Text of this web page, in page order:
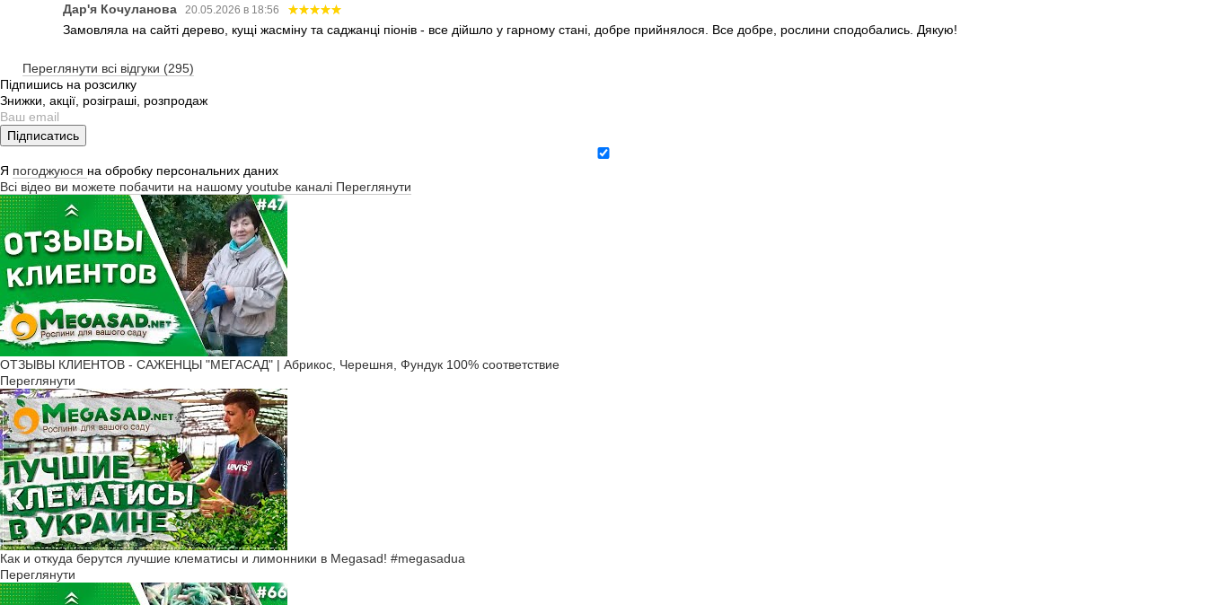
Дар'я Кочуланова 20.05.2026 в 18:56
Замовляла на сайті дерево, кущі жасміну та саджанці піонів - все дійшло у гарному стані, добре прийнялося. Все добре, рослини сподобались. Дякую!
Переглянути всі відгуки (295)
Підпишись на розсилку
Знижки, акції, розіграші, розпродаж
Підписатись
Я погоджуюся на обробку персональних даних
Всі відео ви можете побачити на нашому youtube каналі Переглянути
ОТЗЫВЫ КЛИЕНТОВ - САЖЕНЦЫ "МЕГАСАД" | Абрикос, Черешня, Фундук 100% соответствие
Переглянути
Как и откуда берутся лучшие клематисы и лимонники в Megasad! #megasadua
Переглянути